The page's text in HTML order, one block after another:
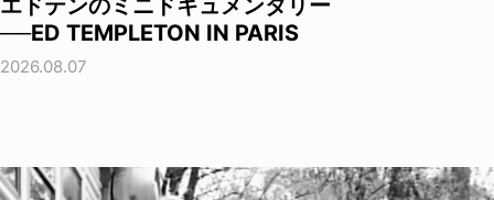
エドテンのミニドキュメンタリー
──ED TEMPLETON IN PARIS
2026.08.07